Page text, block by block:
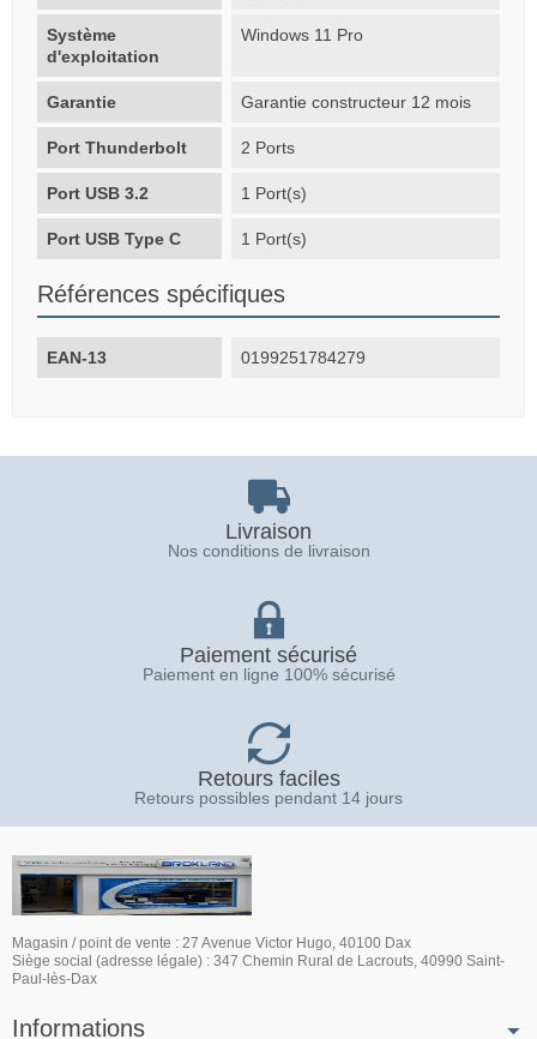
Système
d'exploitation
Windows 11 Pro
Garantie Garantie constructeur 12 mois
Port Thunderbolt 2 Ports
Port USB 3.2 1 Port(s)
Port USB Type C 1 Port(s)
Références spécifiques
EAN-13 0199251784279
Livraison
Nos conditions de livraison
Paiement sécurisé
Paiement en ligne 100% sécurisé
Retours faciles
Retours possibles pendant 14 jours
Magasin / point de vente : 27 Avenue Victor Hugo, 40100 Dax
Siège social (adresse légale) : 347 Chemin Rural de Lacrouts, 40990 Saint-
Paul-lès-Dax
Informations